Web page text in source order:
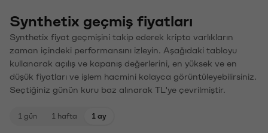
Synthetix geçmiş fiyatları
Synthetix fiyat geçmişini takip ederek kripto varlıkların
zaman içindeki performansını izleyin. Aşağıdaki tabloyu
kullanarak açılış ve kapanış değerlerini, en yüksek ve en
düşük fiyatları ve işlem hacmini kolayca görüntüleyebilirsiniz.
Seçtiğiniz günün kuru baz alınarak TL'ye çevrilmiştir.
1 gün 1 hafta 1 ay